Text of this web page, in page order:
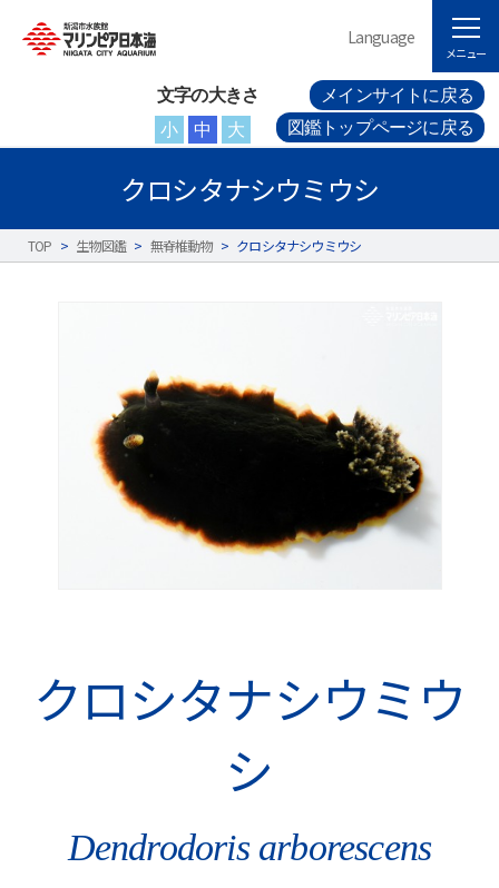
文字の大きさ
小
中 大
メインサイトに戻る
図鑑トップページに戻る
Language
メニュー
クロシタナシウミウシ
TOP > 生物図鑑 > 無脊椎動物 > クロシタナシウミウシ
クロシタナシウミウ
シ
Dendrodoris arborescens